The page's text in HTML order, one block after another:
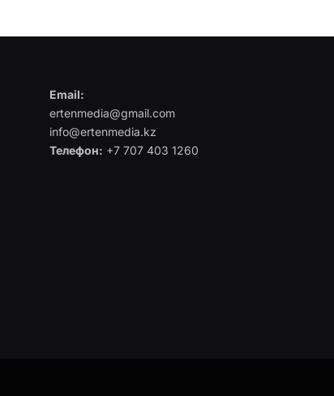
Email:
ertenmedia@gmail.com
info@ertenmedia.kz
Телефон: +7 707 403 1260